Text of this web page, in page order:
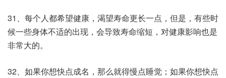
31、每个人都希望健康，渴望寿命更长一点，但是，有些时
候一些身体不适的出现，会导致寿命缩短，对健康影响也是
非常大的。
32、如果你想快点成名，那么就得慢点睡觉；如果你想快点